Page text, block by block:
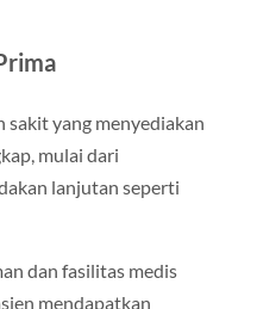
sakit yang menyediakan
mulai dari
lanjutan seperti
dan fasilitas medis
mendapatkan